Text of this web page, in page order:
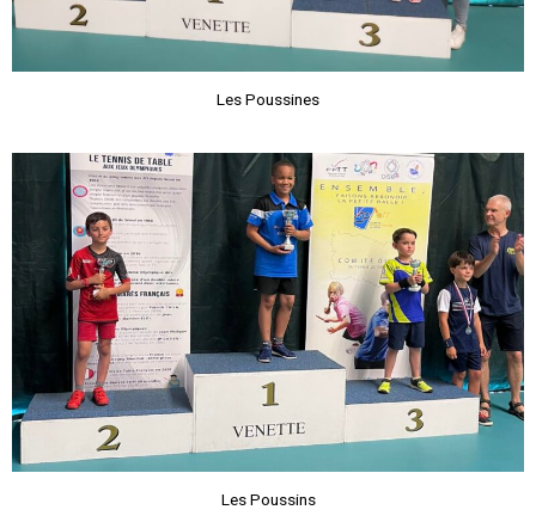
Les Poussines
Les Poussins